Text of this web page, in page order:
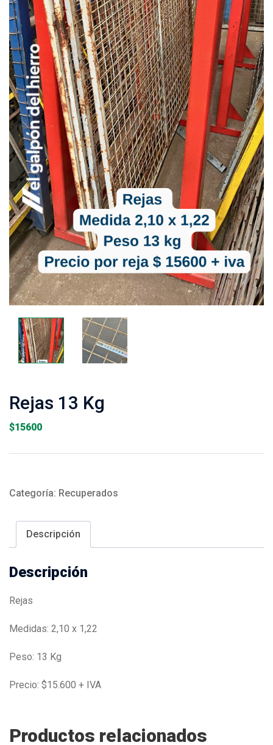
Rejas 13 Kg
$15600
Categoría: Recuperados
Descripción
Descripción
Rejas
Medidas: 2,10 x 1,22
Peso: 13 Kg
Precio: $15.600 + IVA
Productos relacionados